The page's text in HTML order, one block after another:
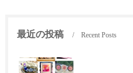
最近の投稿 Recent Posts